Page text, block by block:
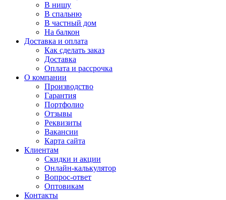
В нишу
В спальню
В частный дом
На балкон
Доставка и оплата
Как сделать заказ
Доставка
Оплата и рассрочка
О компании
Производство
Гарантия
Портфолио
Отзывы
Реквизиты
Вакансии
Карта сайта
Клиентам
Скидки и акции
Онлайн-калькулятор
Вопрос-ответ
Оптовикам
Контакты